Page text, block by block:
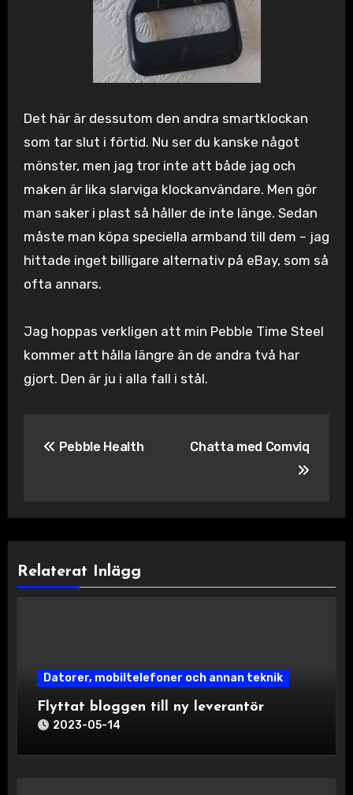
Det här är dessutom den andra smartklockan
som tar slut i förtid. Nu ser du kanske något
mönster, men jag tror inte att både jag och
maken är lika slarviga klockanvändare. Men gör
man saker i plast så håller de inte länge. Sedan
måste man köpa speciella armband till dem – jag
hittade inget billigare alternativ på eBay, som så
ofta annars.
Jag hoppas verkligen att min Pebble Time Steel
kommer att hålla längre än de andra två har
gjort. Den är ju i alla fall i stål.
Pebble Health Chatta med Comviq
Relaterat Inlägg
Datorer, mobiltelefoner och annan teknik
Flyttat bloggen till ny leverantör
2023-05-14